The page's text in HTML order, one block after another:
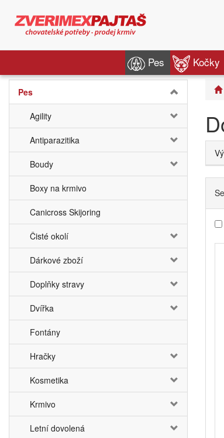
Pes Kočky
Pes
Agility
Antiparazitika
Boudy
Boxy na krmivo
Canicross Skijoring
Čisté okolí
Dárkové zboží
Doplňky stravy
Dvířka
Fontány
Hračky
Kosmetika
Krmivo
Letní dovolená